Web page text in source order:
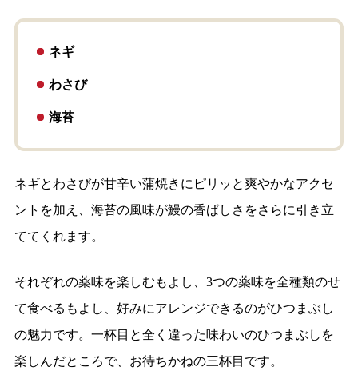
ネギ
わさび
海苔
ネギとわさびが甘辛い蒲焼きにピリッと爽やかなアクセ
ントを加え、海苔の風味が鰻の香ばしさをさらに引き立
ててくれます。
それぞれの薬味を楽しむもよし、3つの薬味を全種類のせ
て食べるもよし、好みにアレンジできるのがひつまぶし
の魅力です。一杯目と全く違った味わいのひつまぶしを
楽しんだところで、お待ちかねの三杯目です。